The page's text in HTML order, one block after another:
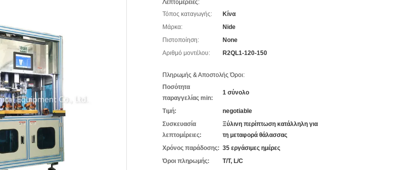
Λεπτομέρειες:
Τόπος καταγωγής:
Κίνα
Μάρκα:
Nide
Πιστοποίηση:
None
Αριθμό μοντέλου:
R2QL1-120-150
Πληρωμής & Αποστολής Όροι:
Ποσότητα
παραγγελίας min:
1 σύνολο
Τιμή:
negotiable
Συσκευασία
λεπτομέρειες:
Ξύλινη περίπτωση κατάλληλη για
τη μεταφορά θάλασσας
Χρόνος παράδοσης: 35 εργάσιμες ημέρες
Όροι πληρωμής:
T/T, L/C